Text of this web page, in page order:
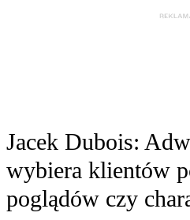
Jacek Dubois:
wybiera klientów
poglądów czy